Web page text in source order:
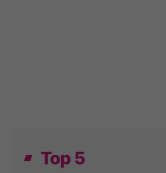
Top 5